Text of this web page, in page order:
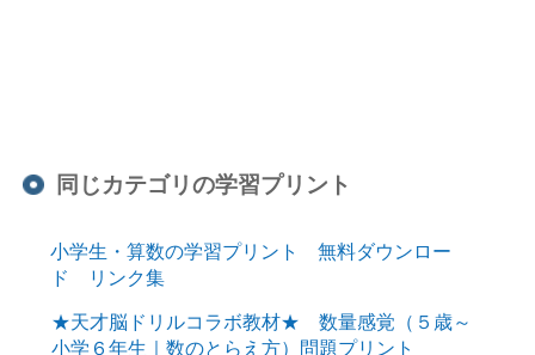
同じカテゴリの学習プリント
小学生・算数の学習プリント 無料ダウンロー
ド リンク集
★天才脳ドリルコラボ教材★ 数量感覚（５歳～
小学６年生｜数のとらえ方）問題プリント